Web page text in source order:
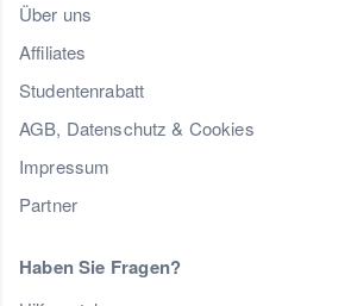
Über uns
Affiliates
Studentenrabatt
AGB, Datenschutz & Cookies
Impressum
Partner
Haben Sie Fragen?